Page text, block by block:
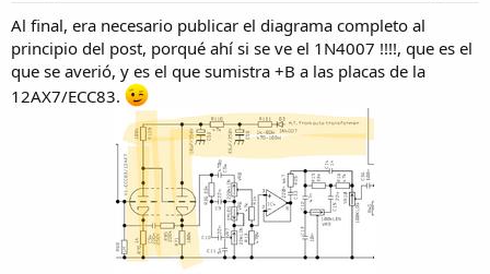
Al final, era necesario publicar el diagrama completo al
principio del post, porqué ahí si se ve el 1N4007 !!!!, que es el
que se averió, y es el que sumistra +B a las placas de la
12AX7/ECC83.